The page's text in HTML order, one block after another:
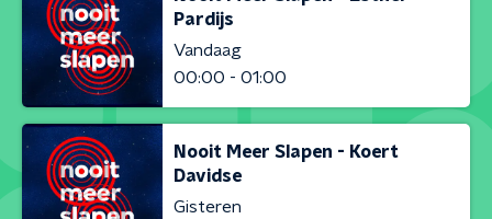
Pardijs
Vandaag
00:00 - 01:00
Nooit Meer Slapen - Koert
Davidse
Gisteren